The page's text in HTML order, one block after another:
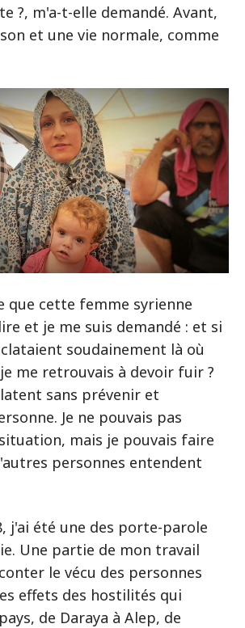
?, m'a-t-elle demandé. Avant,
et une vie normale, comme
que cette femme syrienne
et je me suis demandé : et si
soudainement là où
me retrouvais à devoir fuir ?
sans prévenir et
Je ne pouvais pas
mais je pouvais faire
personnes entendent
j'ai été une des porte-parole
Une partie de mon travail
le vécu des personnes
effets des hostilités qui
de Daraya à Alep, de